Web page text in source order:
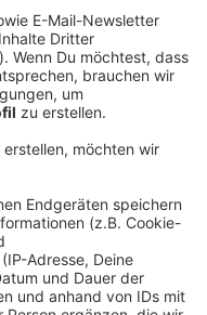
neue
Bis Ende des Jahres
Außerdem
Das sorgt für
es zwischen